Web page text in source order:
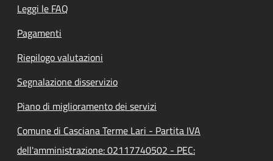
Leggi le FAQ
Pagamenti
Riepilogo valutazioni
Segnalazione disservizio
Piano di miglioramento dei servizi
Comune di Casciana Terme Lari - Partita IVA
dell'amministrazione: 02117740502 - PEC: